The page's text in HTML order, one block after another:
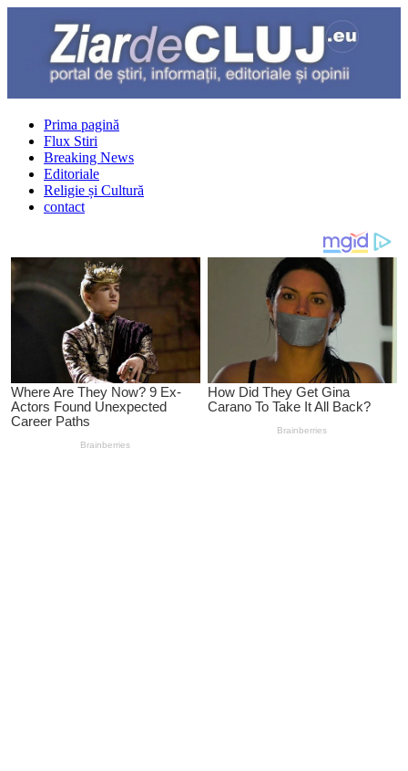
Prima pagină
Flux Stiri
Breaking News
Editoriale
Religie și Cultură
contact